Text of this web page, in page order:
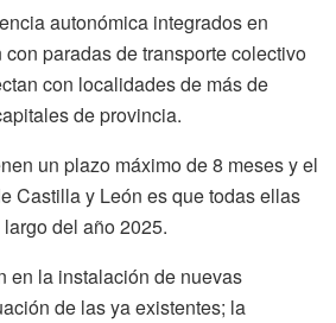
autonómica integrados en
paradas de transporte colectivo
con localidades de más de
de provincia.
un plazo máximo de 8 meses y el
Castilla y León es que todas ellas
del año 2025.
en la instalación de nuevas
de las ya existentes; la